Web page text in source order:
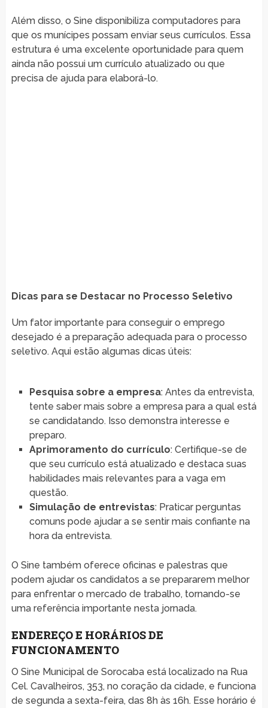
Além disso, o Sine disponibiliza computadores para
que os munícipes possam enviar seus currículos. Essa
estrutura é uma excelente oportunidade para quem
ainda não possui um currículo atualizado ou que
precisa de ajuda para elaborá-lo.
Dicas para se Destacar no Processo Seletivo
Um fator importante para conseguir o emprego
desejado é a preparação adequada para o processo
seletivo. Aqui estão algumas dicas úteis:
Pesquisa sobre a empresa: Antes da entrevista,
tente saber mais sobre a empresa para a qual está
se candidatando. Isso demonstra interesse e
preparo.
Aprimoramento do currículo: Certifique-se de
que seu currículo está atualizado e destaca suas
habilidades mais relevantes para a vaga em
questão.
Simulação de entrevistas: Praticar perguntas
comuns pode ajudar a se sentir mais confiante na
hora da entrevista.
O Sine também oferece oficinas e palestras que
podem ajudar os candidatos a se prepararem melhor
para enfrentar o mercado de trabalho, tornando-se
uma referência importante nesta jornada.
ENDEREÇO E HORÁRIOS DE
FUNCIONAMENTO
O Sine Municipal de Sorocaba está localizado na Rua
Cel. Cavalheiros, 353, no coração da cidade, e funciona
de segunda a sexta-feira, das 8h às 16h. Esse horário é